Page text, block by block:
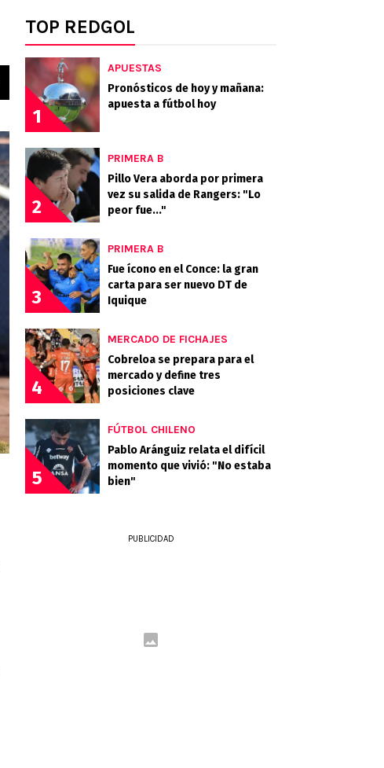
TOP REDGOL
1
APUESTAS
Pronósticos de hoy y mañana:
apuesta a fútbol hoy
2
PRIMERA B
Pillo Vera aborda por primera
vez su salida de Rangers: "Lo
peor fue..."
3
PRIMERA B
Fue ícono en el Conce: la gran
carta para ser nuevo DT de
Iquique
4
MERCADO DE FICHAJES
Cobreloa se prepara para el
mercado y define tres
posiciones clave
5
FÚTBOL CHILENO
Pablo Aránguiz relata el difícil
momento que vivió: "No estaba
bien"
PUBLICIDAD